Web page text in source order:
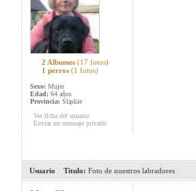
2 Albumes (17 fotos)
1 perros (1 fotos)
Sexo: Mujer
Edad: 64 años
Provincia: Śląskie
Ver ficha del usuario
Enviar un mensaje privado
Usuario Titulo: Foto de nuestros labradores